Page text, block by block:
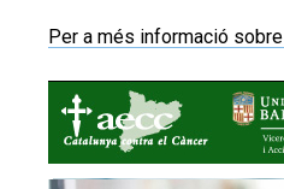
Per a més informació